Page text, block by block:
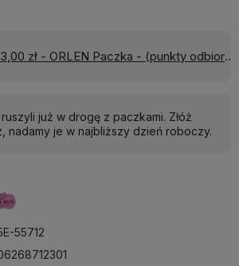
zł - ORLEN Paczka - (punkty odbioru)
już w drogę z paczkami. Złóż
nadamy je w najbliższy dzień roboczy.
55712